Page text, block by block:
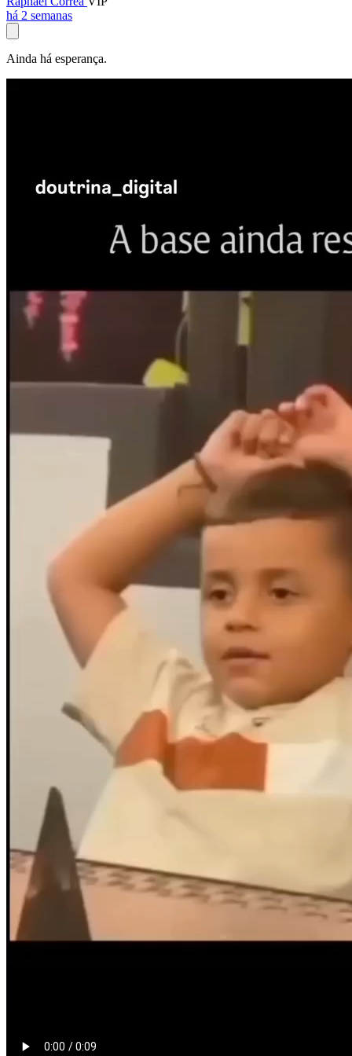
há 2 semanas
Ainda há esperança.